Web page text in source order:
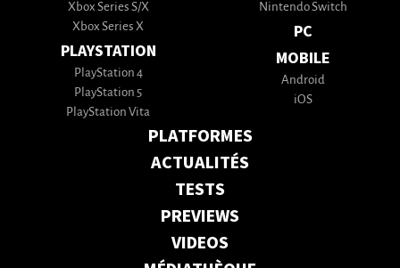
Xbox Series S/X
Xbox Series X
PLAYSTATION
PlayStation 4
PlayStation 5
PlayStation Vita
Nintendo Switch
PC
MOBILE
Android
iOS
PLATFORMES
ACTUALITÉS
TESTS
PREVIEWS
VIDEOS